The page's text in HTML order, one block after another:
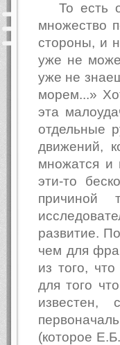
То есть
множество
стороны, и
уже не
уже не
морем...»
эта
отдельные
движений,
множатся и
эти-то
причиной
развитие.
чем для
из того,
для того
(которое